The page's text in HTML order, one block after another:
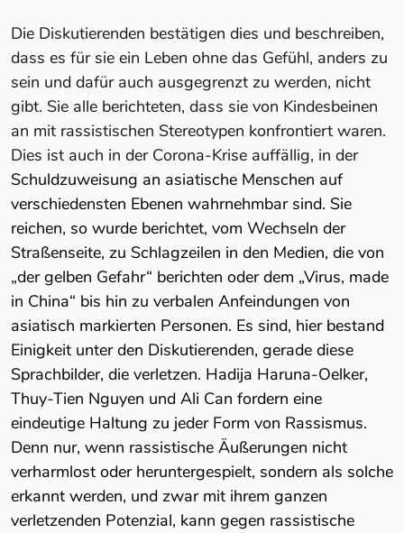
Die Diskutierenden bestätigen dies und beschreiben,
dass es für sie ein Leben ohne das Gefühl, anders zu
sein und dafür auch ausgegrenzt zu werden, nicht
gibt. Sie alle berichteten, dass sie von Kindesbeinen
an mit rassistischen Stereotypen konfrontiert waren.
Dies ist auch in der Corona-Krise auffällig, in der
Schuldzuweisung an asiatische Menschen auf
verschiedensten Ebenen wahrnehmbar sind. Sie
reichen, so wurde berichtet, vom Wechseln der
Straßenseite, zu Schlagzeilen in den Medien, die von
„der gelben Gefahr“ berichten oder dem „Virus, made
in China“ bis hin zu verbalen Anfeindungen von
asiatisch markierten Personen. Es sind, hier bestand
Einigkeit unter den Diskutierenden, gerade diese
Sprachbilder, die verletzen. Hadija Haruna-Oelker,
Thuy-Tien Nguyen und Ali Can fordern eine
eindeutige Haltung zu jeder Form von Rassismus.
Denn nur, wenn rassistische Äußerungen nicht
verharmlost oder heruntergespielt, sondern als solche
erkannt werden, und zwar mit ihrem ganzen
verletzenden Potenzial, kann gegen rassistische